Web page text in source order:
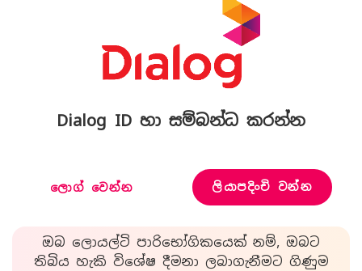
Dialog ID හා සම්බන්ධ කරන්න
ලොග් වෙන්න ලියාපදිංචි වන්න
ඔබ ලොයල්ටි පාරිභෝගිකයෙක් නම්, ඔබට
තිබිය හැකි විශේෂ දීමනා ලබාගැනීමට ගිණුම